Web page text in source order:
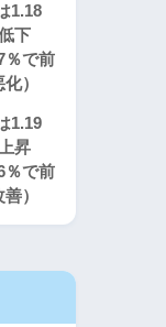
1.18
下
％で前
）
1.19
昇
％で前
）